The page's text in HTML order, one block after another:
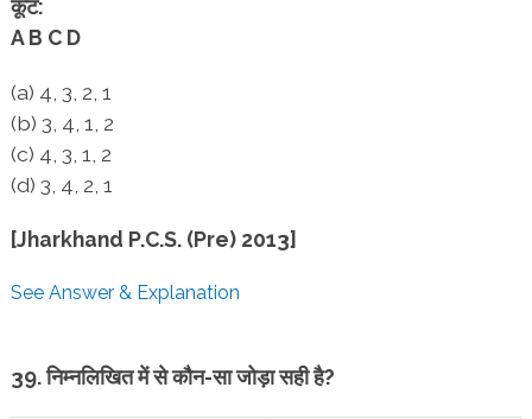
कूट:
A B C D
(a) 4, 3, 2, 1
(b) 3, 4, 1, 2
(c) 4, 3, 1, 2
(d) 3, 4, 2, 1
[Jharkhand P.C.S. (Pre) 2013]
See Answer & Explanation
39. निम्नलिखित में से कौन-सा जोड़ा सही है?